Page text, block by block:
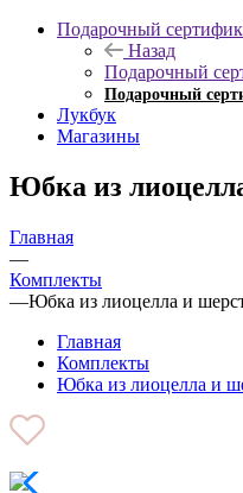
Подарочный
Назад
Подарочный
Подарочный
Лукбук
Магазины
Юбка из
Главная
—
Комплекты
—Юбка из лиоцелла и
Главная
Комплекты
Юбка из лиоцелла и